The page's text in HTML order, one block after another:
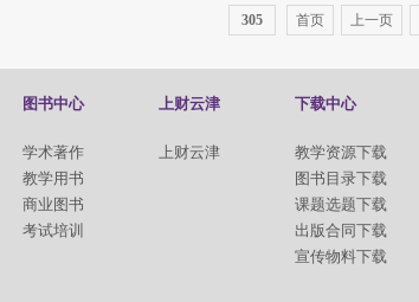
305 首页 上一页
图书中心
学术著作
教学用书
商业图书
考试培训
上财云津
上财云津
下载中心
教学资源下载
图书目录下载
课题选题下载
出版合同下载
宣传物料下载